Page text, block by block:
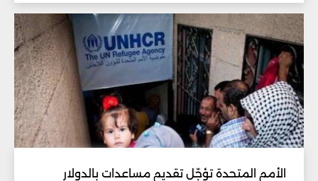
الأمم المتحدة تؤجّل تقديم مساعدات بالدولار